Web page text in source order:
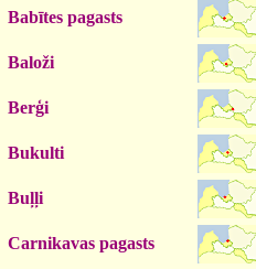
Babītes pagasts
Baloži
Berģi
Bukulti
Buļļi
Carnikavas pagasts